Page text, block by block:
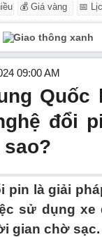
💰 Giá vàng 📅
Giao thông xanh
09:00 AM
Quốc
đổi
pin là giải
sử dụng xe
gian chờ sạc.